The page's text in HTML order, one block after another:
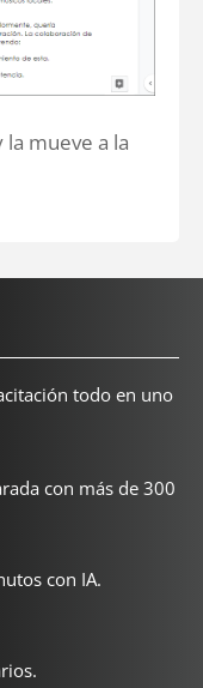
mueve a la
todo en uno
con más de 300
con IA.